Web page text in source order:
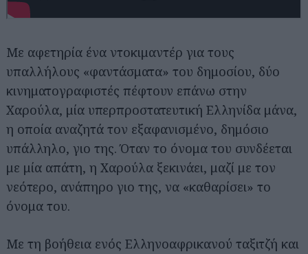
Με αφετηρία ένα ντοκιμαντέρ για τους
υπαλλήλους «φαντάσματα» του δημοσίου, δύο
κινηματογραφιστές πέφτουν επάνω στην
Χαρούλα, μία υπερπροστατευτική Ελληνίδα μάνα,
η οποία αναζητά τον εξαφανισμένο, δημόσιο
υπάλληλο, γιο της. Όταν το όνομα του συνδέεται
με μία απάτη, η Χαρούλα ξεκινάει, μαζί με τον
νεότερο, ανάπηρο γιο της, να «καθαρίσει» το
όνομα του.
Με τη βοήθεια ενός Ελληνοαφρικανού ταξιτζή και